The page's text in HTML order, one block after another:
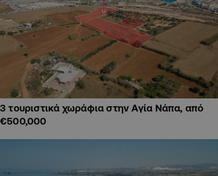
3 τουριστικά χωράφια στην Αγία Νάπα, από
€500,000